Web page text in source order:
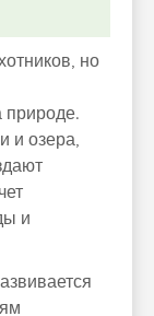
но
природе.
и озера,
и